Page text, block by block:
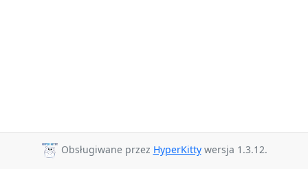
Obsługiwane przez HyperKittywersja 1.3.12.